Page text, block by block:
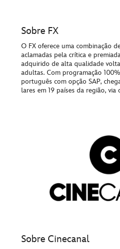
Sobre FX
O FX oferece uma combinação
aclamadas pela crítica e
adquirido de alta qualidade
adultas. Com programação
português com opção SAP,
lares em 19 países da região, via
Sobre Cinecanal